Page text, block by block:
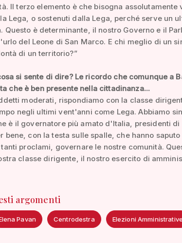
Il terzo elemento è che bisogna assolutamente
Lega, o sostenuti dalla Lega, perché serve un
Questo è determinante, il nostro Governo e il
del Leone di San Marco. E chi meglio di un
di un territorio?”
si sente di dire? Le ricordo che comunque a
che è ben presente nella cittadinanza...
moderati, rispondiamo con la classe
negli ultimi vent'anni come Lega. Abbiamo
è il governatore più amato d'Italia, presidenti di
bene, con la testa sulle spalle, che hanno
proclami, governare le nostre comunità.
classe dirigente, il nostro esercito di
argomenti
Pavan Centrodestra Elezioni